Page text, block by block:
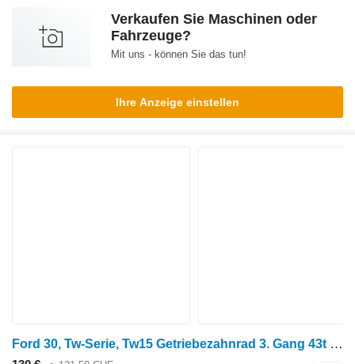
Verkaufen Sie Maschinen oder
Fahrzeuge?
Mit uns - können Sie das tun!
Ihre Anzeige einstellen
Ford 30, Tw-Serie, Tw15 Getriebezahnrad 3. Gang 43t E6nn7n315ca, D8nn7 D8NN7B340AA Getrieberad für Ford 8730, 8830, 8630, 8530 Radtraktor